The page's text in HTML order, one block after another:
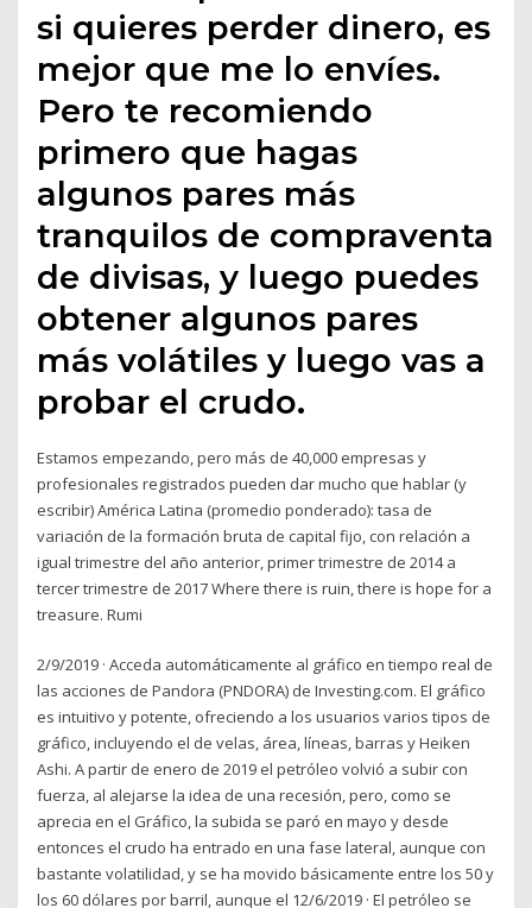
si quieres perder dinero, es
mejor que me lo envíes.
Pero te recomiendo
primero que hagas
algunos pares más
tranquilos de compraventa
de divisas, y luego puedes
obtener algunos pares
más volátiles y luego vas a
probar el crudo.
Estamos empezando, pero más de 40,000 empresas y
profesionales registrados pueden dar mucho que hablar (y
escribir) América Latina (promedio ponderado): tasa de
variación de la formación bruta de capital fijo, con relación a
igual trimestre del año anterior, primer trimestre de 2014 a
tercer trimestre de 2017 Where there is ruin, there is hope for a
treasure. Rumi
2/9/2019 · Acceda automáticamente al gráfico en tiempo real de
las acciones de Pandora (PNDORA) de Investing.com. El gráfico
es intuitivo y potente, ofreciendo a los usuarios varios tipos de
gráfico, incluyendo el de velas, área, líneas, barras y Heiken
Ashi. A partir de enero de 2019 el petróleo volvió a subir con
fuerza, al alejarse la idea de una recesión, pero, como se
aprecia en el Gráfico, la subida se paró en mayo y desde
entonces el crudo ha entrado en una fase lateral, aunque con
bastante volatilidad, y se ha movido básicamente entre los 50 y
los 60 dólares por barril, aunque el 12/6/2019 · El petróleo se